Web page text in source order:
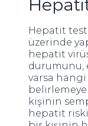
Hepatit
üzerinde
hepatit
durumunu,
varsa
belirlemeye
kişinin
hepatit riski